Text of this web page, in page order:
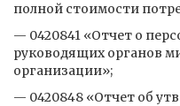
полной стоимости
— 0420841 «Отчет о
руководящих органов
организации»;
— 0420848 «Отчет об